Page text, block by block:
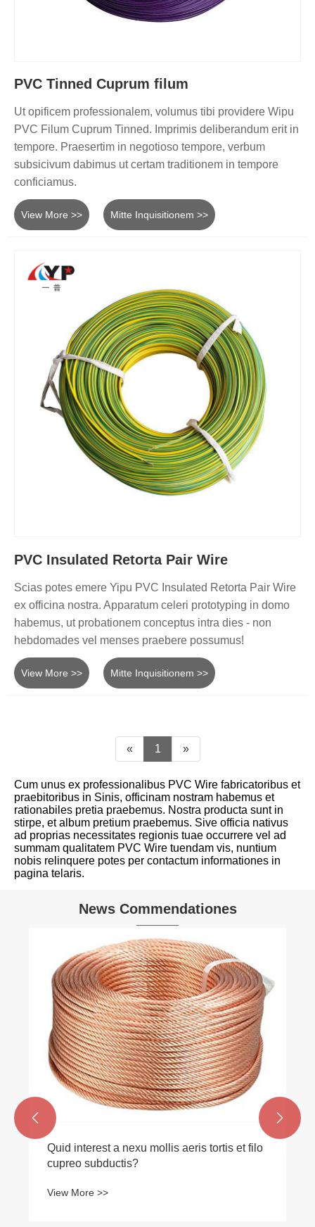
PVC Tinned Cuprum filum
Ut opificem professionalem, volumus tibi providere Wipu
PVC Filum Cuprum Tinned. Imprimis deliberandum erit in
tempore. Praesertim in negotioso tempore, verbum
subsicivum dabimus ut certam traditionem in tempore
conficiamus.
View More >> Mitte Inquisitionem >>
PVC Insulated Retorta Pair Wire
Scias potes emere Yipu PVC Insulated Retorta Pair Wire
ex officina nostra. Apparatum celeri prototyping in domo
habemus, ut probationem conceptus intra dies - non
hebdomades vel menses praebere possumus!
View More >> Mitte Inquisitionem >>
« 1 »
Cum unus ex professionalibus PVC Wire fabricatoribus et
praebitoribus in Sinis, officinam nostram habemus et
rationabiles pretia praebemus. Nostra producta sunt in
stirpe, et album pretium praebemus. Sive officia nativus
ad proprias necessitates regionis tuae occurrere vel ad
summam qualitatem PVC Wire tuendam vis, nuntium
nobis relinquere potes per contactum informationes in
pagina telaris.
News Commendationes
Quid interest a nexu mollis aeris tortis et filo
cupreo subductis?
View More >>
 